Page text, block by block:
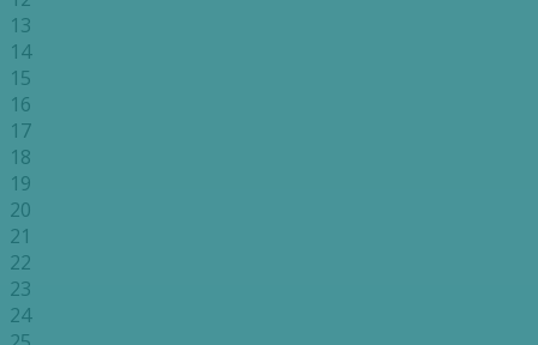
13
14
15
16
17
18
19
20
21
22
23
24